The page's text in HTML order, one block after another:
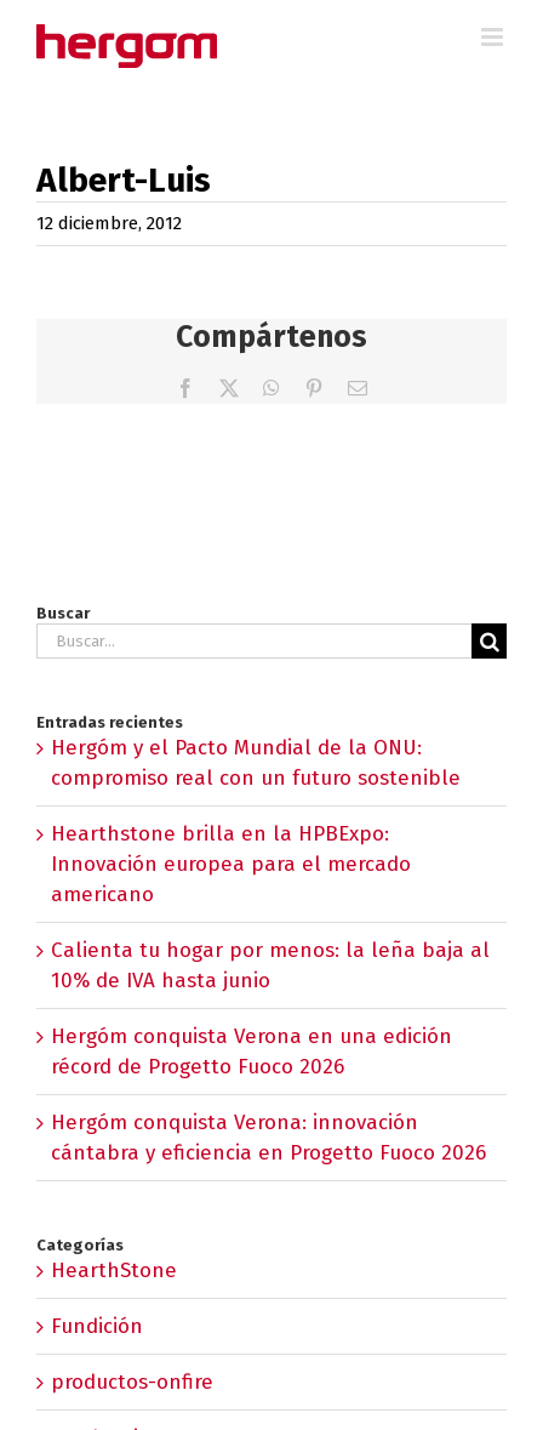
Albert-Luis
12 diciembre, 2012
Compártenos
Facebook WhatsApp
PinterestCorreo
Buscar
Buscar:
Entradas recientes
Hergóm y el Pacto Mundial de la ONU:
compromiso real con un futuro sostenible
Hearthstone brilla en la HPBExpo:
Innovación europea para el mercado
americano
Calienta tu hogar por menos: la leña baja al
10% de IVA hasta junio
Hergóm conquista Verona en una edición
récord de Progetto Fuoco 2026
Hergóm conquista Verona: innovación
cántabra y eficiencia en Progetto Fuoco 2026
Categorías
HearthStone
Fundición
productos-onfire